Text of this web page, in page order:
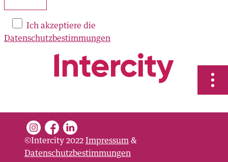
Ich akzeptiere die
Datenschutzbestimmungen
©Intercity 2022 Impressum &
Datenschutzbestimmungen